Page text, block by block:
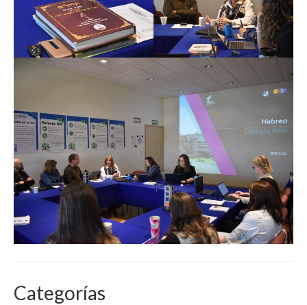
Categorías